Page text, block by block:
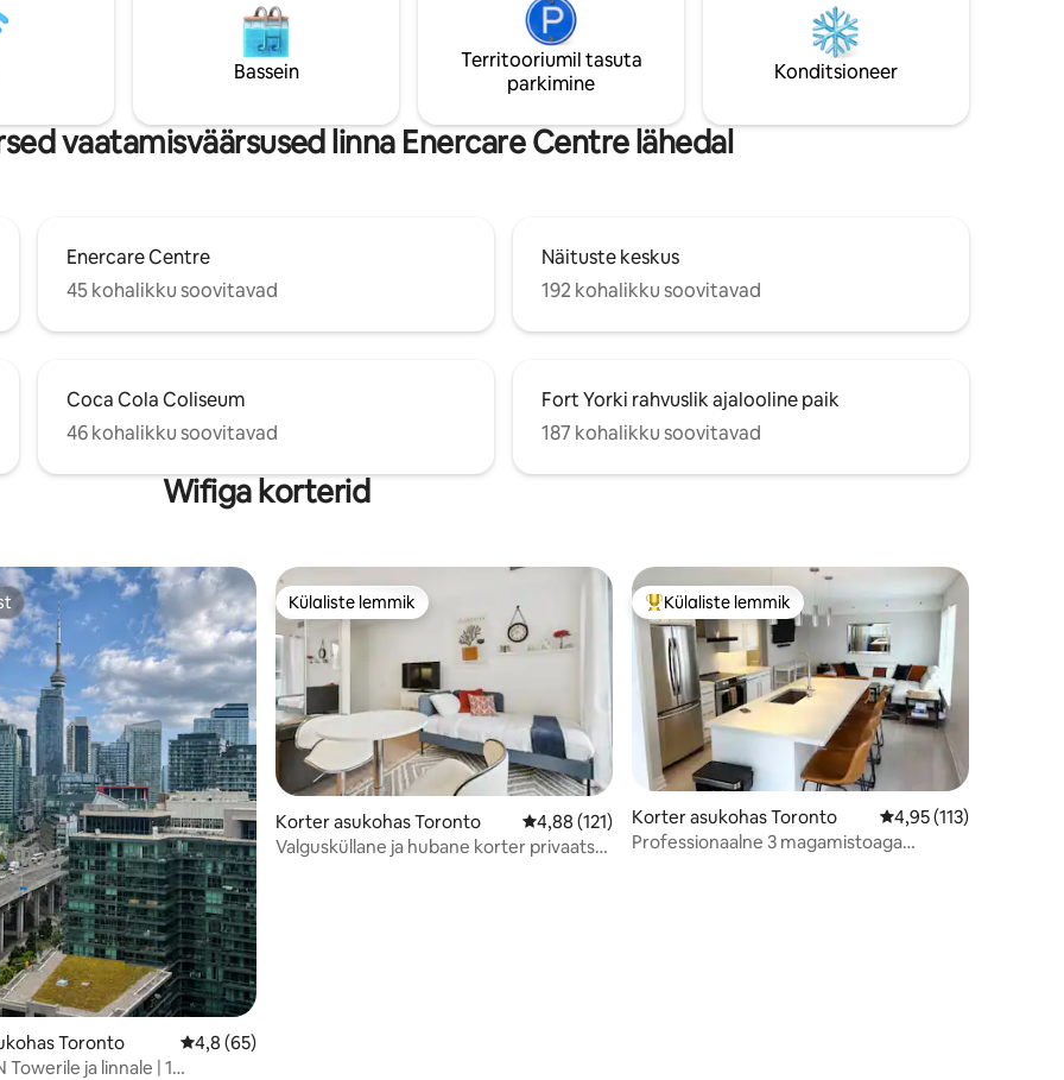
linna parimast restoranist ja
võid oodata sooja ja
mitte
hoida, sinna.
Toronto Isle Naudi oma peatumist meie
mugavustega, mille hulka kuuluvad
sisebassein, mullivann, saun, Odyssey
jõusaal (asub samal korrusel) ja katusel
ideaalne pelgupaik linnas. Pane tähele:
tasuta parkimist ei pakuta; läheduses on
tasulised parkimisvõimalused.
Bassein
Territooriumil tasuta
parkimine
Konditsioneer
vaatamisväärsused linna Enercare Centre lähedal
Enercare Centre
45 kohalikku soovitavad
Näituste keskus
192 kohalikku soovitavad
Coca Cola Coliseum
46 kohalikku soovitavad
Fort Yorki rahvuslik ajalooline paik
187 kohalikku soovitavad
Wifiga korterid
114 hinnangut
Toronto Keskmine hinnang 4,8/5, 65 hinnangut
4,8 (65)
Towerile ja linnale | 1
Külaliste lemmik
Külaliste lemmik
Korter asukohas Toronto Keskmine hinnang 4,88/5, 121 hinnangut
4,88 (121)
Valgusküllane ja hubane korter privaatse
Külaliste suur lemmik
Külaliste lemmik
Korter asukohas Toronto Keskmine hinnang
4,95 (113)
Professionaalne 3 magamistoaga